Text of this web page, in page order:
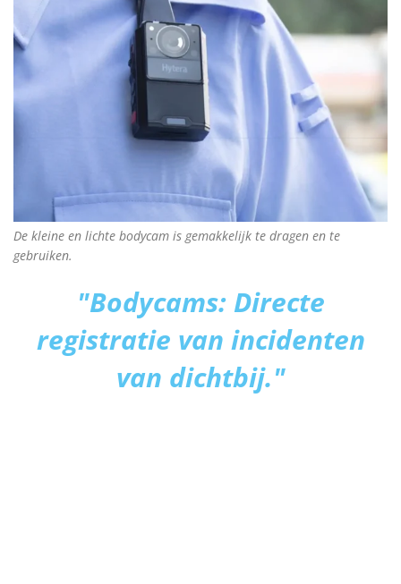
De kleine en lichte bodycam is gemakkelijk te dragen en te
gebruiken.
"Bodycams: Directe
registratie van incidenten
van dichtbij."